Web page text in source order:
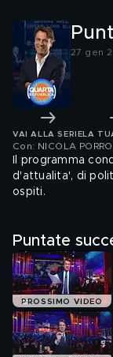
27 gen
VAI ALLA SERIE LA
Con: NICOLA PORRO
Il programma
d'attualita', di
ospiti.
Puntate
PROSSIMO VIDEO